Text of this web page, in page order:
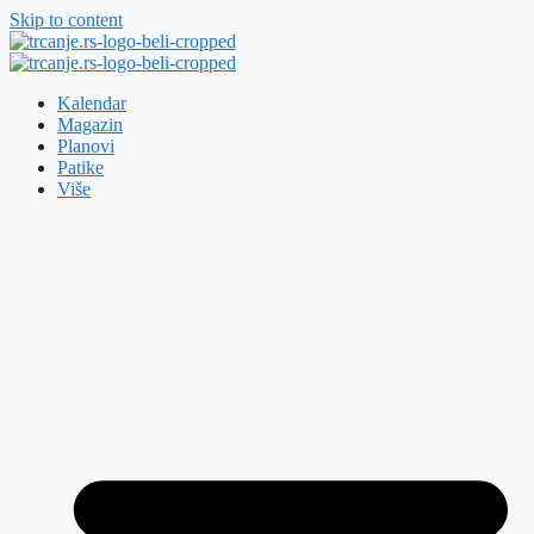
Skip to content
Kalendar
Magazin
Planovi
Patike
Više